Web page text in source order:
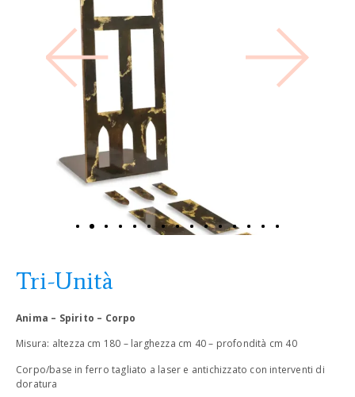
Tri-Unità
Anima – Spirito – Corpo
Misura: altezza cm 180 – larghezza cm 40 – profondità cm 40
Corpo/base in ferro tagliato a laser e antichizzato con interventi di
doratura